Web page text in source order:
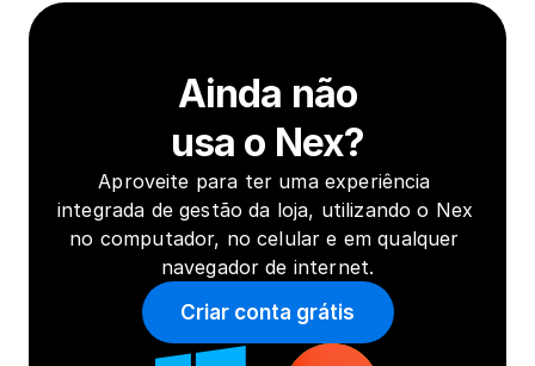
Ainda não
usa o Nex?
Aproveite para ter uma experiência
integrada de gestão da loja, utilizando o Nex
no computador, no celular e em qualquer
navegador de internet.
Criar conta grátis